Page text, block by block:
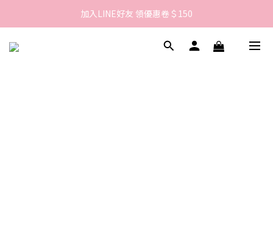
歡迎來到LAMBENCY 💓 註冊會員享＄100購物金！
加入LINE好友 領優惠卷＄150
歡迎來到LAMBENCY 💓 註冊會員享＄100購物金！